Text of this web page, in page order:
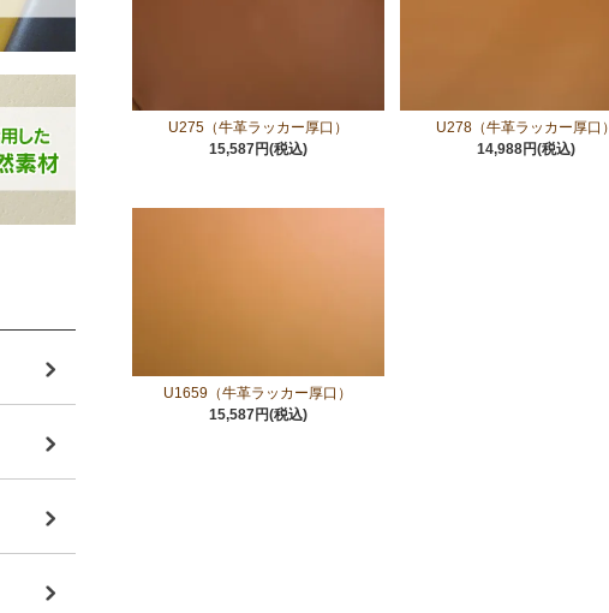
U275（牛革ラッカー厚口）
15,587円(税込)
U278（牛革ラッカー厚口）
14,988円(税込)
U1659（牛革ラッカー厚口）
15,587円(税込)